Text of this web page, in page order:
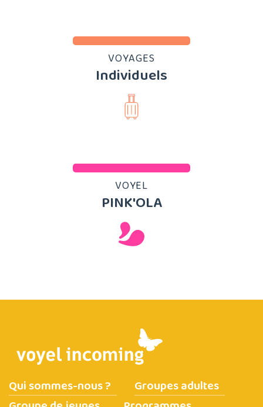
VOYAGES
Individuels
VOYEL
PINK'OLA
Qui sommes-nous ?
Groupes adultes